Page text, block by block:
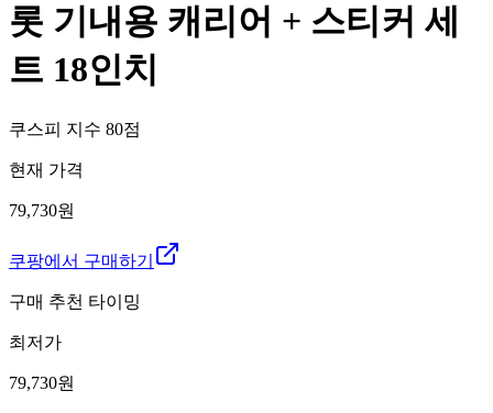
롯 기내용 캐리어 + 스티커 세
트 18인치
쿠스피 지수 80점
현재 가격
79,730원
쿠팡에서 구매하기
구매 추천 타이밍
최저가
79,730원